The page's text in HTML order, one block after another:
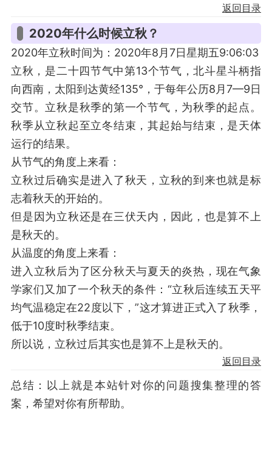
返回目录
2020年什么时候立秋？
2020年立秋时间为：2020年8月7日星期五9:06:03
立秋，是二十四节气中第13个节气，北斗星斗柄指
向西南，太阳到达黄经135°，于每年公历8月7—9日
交节。立秋是秋季的第一个节气，为秋季的起点。
秋季从立秋起至立冬结束，其起始与结束，是天体
运行的结果。
从节气的角度上来看：
立秋过后确实是进入了秋天，立秋的到来也就是标
志着秋天的开始的。
但是因为立秋还是在三伏天内，因此，也是算不上
是秋天的。
从温度的角度上来看：
进入立秋后为了区分秋天与夏天的炎热，现在气象
学家们又加了一个秋天的条件：“立秋后连续五天平
均气温稳定在22度以下，”这才算进正式入了秋季，
低于10度时秋季结束。
所以说，立秋过后其实也是算不上是秋天的。
返回目录
总结：以上就是本站针对你的问题搜集整理的答
案，希望对你有所帮助。